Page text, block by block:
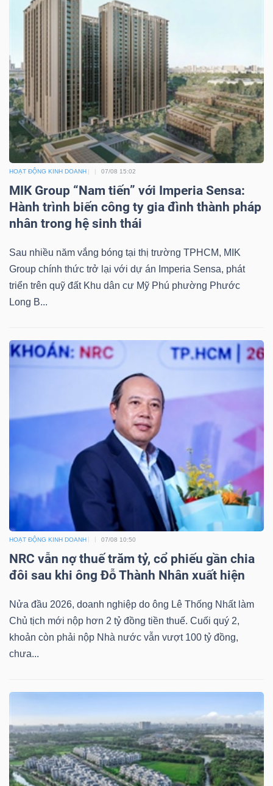
HOẠT ĐỘNG KINH DOANH 07/08 15:02
MIK Group “Nam tiến” với Imperia Sensa:
Hành trình biến công ty gia đình thành pháp
nhân trong hệ sinh thái
Sau nhiều năm vắng bóng tại thị trường TPHCM, MIK
Group chính thức trở lại với dự án Imperia Sensa, phát
triển trên quỹ đất Khu dân cư Mỹ Phú phường Phước
Long B...
HOẠT ĐỘNG KINH DOANH 07/08 10:50
NRC vẫn nợ thuế trăm tỷ, cổ phiếu gần chia
đôi sau khi ông Đỗ Thành Nhân xuất hiện
Nửa đầu 2026, doanh nghiệp do ông Lê Thống Nhất làm
Chủ tịch mới nộp hơn 2 tỷ đồng tiền thuế. Cuối quý 2,
khoản còn phải nộp Nhà nước vẫn vượt 100 tỷ đồng,
chưa...
TRUYỀN
THÔNG
TIỆN
ÍCH
BẤT
ĐỘNG
SẢN
Mã
chứng
khoán
(-)
Người nội bộ Người liên quan Cổ đông lớn
(-)
Bài
viết
của
giả
(-)
tích
(-)
Thuật